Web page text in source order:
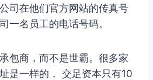
司在他们官方网站的传真号
一名员工的电话号码。
包商，而不是世霸。很多家
是一样的， 交足资本只有10